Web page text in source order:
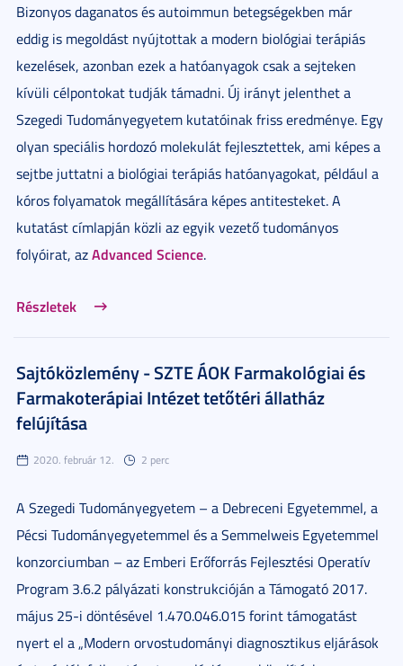
Bizonyos daganatos és autoimmun betegségekben már
eddig is megoldást nyújtottak a modern biológiai terápiás
kezelések, azonban ezek a hatóanyagok csak a sejteken
kívüli célpontokat tudják támadni. Új irányt jelenthet a
Szegedi Tudományegyetem kutatóinak friss eredménye. Egy
olyan speciális hordozó molekulát fejlesztettek, ami képes a
sejtbe juttatni a biológiai terápiás hatóanyagokat, például a
kóros folyamatok megállítására képes antitesteket. A
kutatást címlapján közli az egyik vezető tudományos
folyóirat, azAdvanced Science.
Részletek
Sajtóközlemény - SZTE ÁOK Farmakológiai és
Farmakoterápiai Intézet tetőtéri állatház
felújítása
2020. február 12. 2 perc
A Szegedi Tudományegyetem – a Debreceni Egyetemmel, a
Pécsi Tudományegyetemmel és a Semmelweis Egyetemmel
konzorciumban – az Emberi Erőforrás Fejlesztési Operatív
Program 3.6.2 pályázati konstrukcióján a Támogató 2017.
május 25-i döntésével 1.470.046.015 forint támogatást
nyert el a „Modern orvostudományi diagnosztikus eljárások